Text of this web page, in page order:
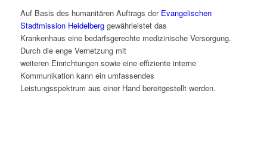
Auf Basis des humanitären Auftrags der Evangelischen
Stadtmission Heidelberggewährleistet das
Krankenhaus eine bedarfsgerechte medizinische Versorgung.
Durch die enge Vernetzung mit
weiteren Einrichtungen sowie eine effiziente interne
Kommunikation kann ein umfassendes
Leistungsspektrum aus einer Hand bereitgestellt werden.